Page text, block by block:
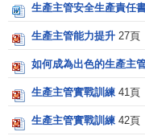
業標準
質是控制出來的而非檢
5、缺乏訓練、自然
不少主管誤認為員工
就會無師自通的，缺乏
生產主管安全生產責任
生產主管能力提升 27頁
如何成為出色的生產主
生產主管實戰訓練 41頁
生產主管實戰訓練 42頁